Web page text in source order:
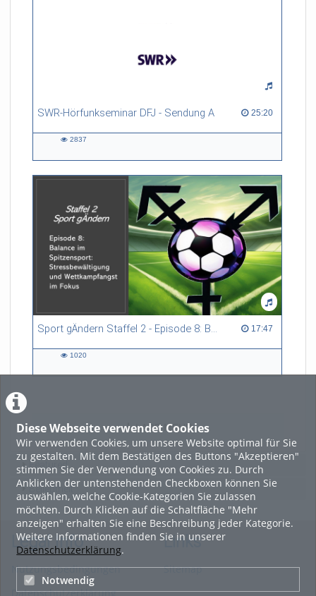
Diese Webseite verwendet Cookies
Wir verwenden Cookies, um unsere Website optimal für Sie
zu gestalten. Mit dem Bestätigen des Buttons "Akzeptieren"
stimmen Sie der Verwendung von Cookies zu. Durch
Anklicken der untenstehenden Checkboxen können Sie
auswählen, welche Cookie-Kategorien Sie zulassen
möchten. Durch Klicken auf die Schaltfläche "Mehr
anzeigen" erhalten Sie eine Beschreibung jeder Kategorie.
Weitere Informationen finden Sie in unserer
Datenschutzerklärung.
Notwendig
SWR-Hörfunkseminar DFJ - Sendung A 25:20
25:20 duration
2837
Sport gÄndern Staffel 2 - Episode 8: Balance im Spitzensport: Stressbewältigung und Wettkampfangst im Fokus 17:47
17:47 duration
1020
LADE MEHR
Featured
Beliebtheit
Legal Info
Nutzungsbedingungen
Datenschutzerklärung
Links
Sitemap